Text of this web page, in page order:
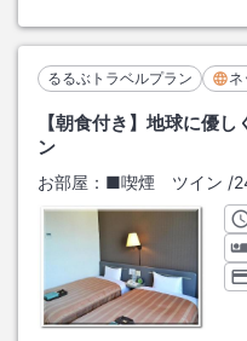
るるぶトラベルプラン ネ
【朝食付き】地球に優
ン
お部屋： ■喫煙 ツイン /